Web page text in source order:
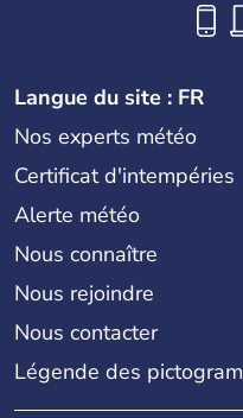
Langue du site : FR
Nos experts météo
Certificat d'intempéries
Alerte météo
Nous connaître
Nous rejoindre
Nous contacter
Légende des